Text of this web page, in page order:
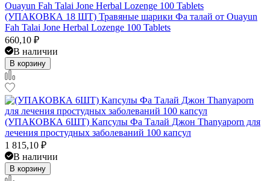
(УПАКОВКА 18 ШТ) Травяные шарики Фа талай от Ouayun
Fah Talai Jone Herbal Lozenge 100 Tablets
660,10 ₽
В наличии
В корзину
(УПАКОВКА 6ШТ) Капсулы Фа Талай Джон Thanyaporn для
лечения простудных заболеваний 100 капсул
1 815,10 ₽
В наличии
В корзину